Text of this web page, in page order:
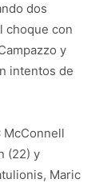
dos
choque con
y
intentos de
McConnell
(22) y
Maric